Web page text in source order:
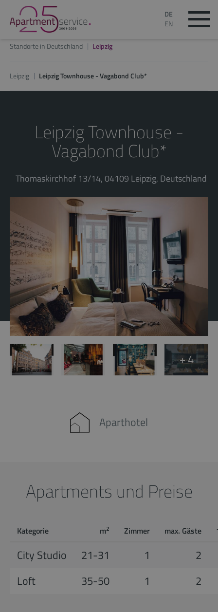
DE
EN
Standorte in Deutschland Leipzig
Leipzig Leipzig Townhouse - Vagabond Club*
Leipzig Townhouse -
Vagabond Club*
Thomaskirchhof 13/14, 04109 Leipzig, Deutschland
+ 4
Aparthotel
Apartments und Preise
Kategorie m2 Zimmer max. Gäste
City Studio 21-31 1
2
Loft
35-50 1 2